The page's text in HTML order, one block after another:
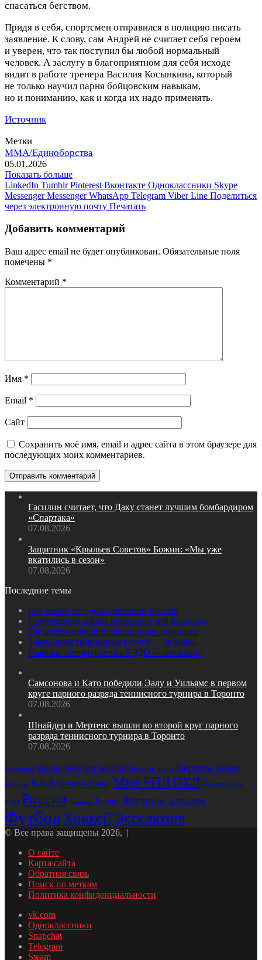
спасаться бегством.
Придя в себя, спортсмен отправился в полицию писать
заявление. К слову, сам Андрей не считает себя героем
и уверен, что так поступил бы любой нормальный
человек. А заслугу в благоприятном для себя исходе
видит в работе тренера Василия Косынкина, который
не только научил парня бойцовским навыкам,
но и пониманию, как и когда их надо применять.
Источник
Метки
MMA/Единоборства
05.01.2026
Показать больше
LinkedIn Tumblr Pinterest Вконтакте Одноклассники Skype
Messenger Messenger WhatsApp Telegram Viber Line Поделиться
через электронную почту Печатать
Добавить комментарий
Ваш адрес email не будет опубликован. Обязательные поля
помечены *
Комментарий *
Имя *
Email *
Сайт
Сохранить моё имя, email и адрес сайта в этом браузере для
последующих моих комментариев.
Гасилин считает, что Даку станет лучшим бомбардиром
«Спартака»
07.08.2026
Защитник «Крыльев Советов» Божин: «Мы уже
вкатились в сезон»
07.08.2026
Последние темы
Как найти сегодня пансионат быстро
Популярный сейчас пансионат для пожилых
Где найти хороший пансион для пожилых
Здесь инвестиционные услуги — помощь
Главные преимущества КЭДО — описание
Самсонова и Като победили Эалу и Уильямс в первом
круге парного разряда теннисного турнира в Торонто
07.08.2026
Шнайдер и Мертенс вышли во второй круг парного
разряда теннисного турнира в Торонто
07.08.2026
Баскетбол Видео (внутри текста) Водные виды Европа Зенит
Испания КХЛ Лыжные гонки Мир РПЛНХЛ Олимпийские
игры Россия Спартак Теннис Фигурное катание
ФутболХоккейЭксклюзив
© Все права защищены 2026, |
О сайте
Карта сайта
Обратная связь
Поиск по меткам
Политика конфиденциальности
vk.com
Одноклассники
Snapchat
Telegram
Steam